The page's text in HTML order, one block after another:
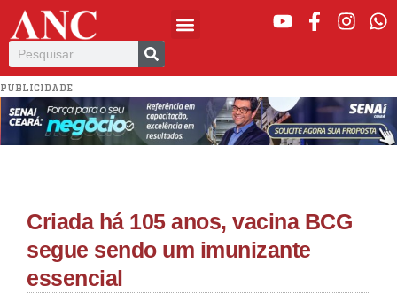
PUBLICIDADE
Criada há 105 anos, vacina BCG
segue sendo um imunizante
essencial